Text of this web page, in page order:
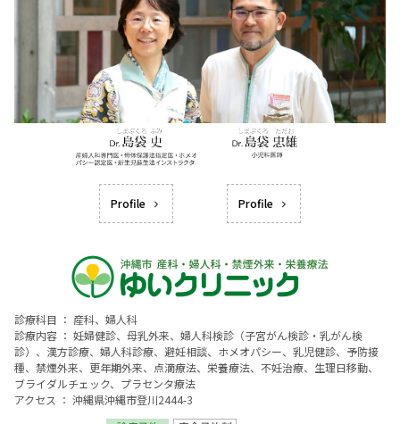
Profile Profile
診療科目 ： 産科、婦人科
診療内容 ： 妊婦健診、母乳外来、婦人科検診（子宮がん検診・乳がん検
診）、漢方診療、婦人科診療、避妊相談、ホメオパシー、乳児健診、予防接
種、禁煙外来、更年期外来、点滴療法、栄養療法、不妊治療、生理日移動、
ブライダルチェック、プラセンタ療法
アクセス ： 沖縄県沖縄市登川2444-3